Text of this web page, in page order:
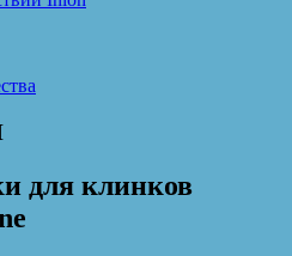
для клинков